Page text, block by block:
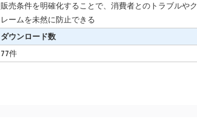
販売条件を明確化することで、消費者とのトラブルやク
レームを未然に防止できる
ダウンロード数
77件